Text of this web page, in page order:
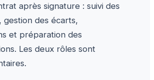
après signature : suivi des
gestion des écarts,
et préparation des
Les deux rôles sont